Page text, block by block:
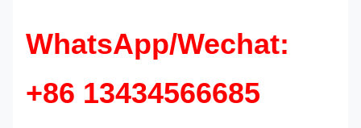
WhatsApp/Wechat:
+86 13434566685